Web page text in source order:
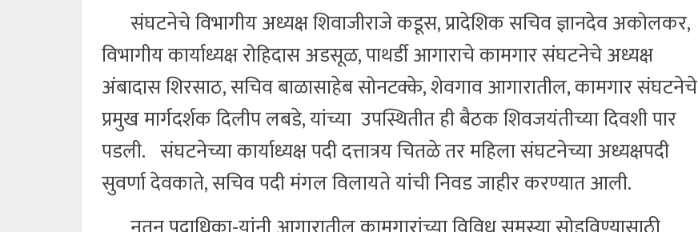
संघटनेचे विभागीय अध्यक्ष शिवाजीराजे कडूस, प्रादेशिक सचिव ज्ञानदेव अकोलकर,
विभागीय कार्याध्यक्ष रोहिदास अडसूळ, पाथर्डी आगाराचे कामगार संघटनेचे अध्यक्ष
अंबादास शिरसाठ, सचिव बाळासाहेब सोनटक्के, शेवगाव आगारातील, कामगार संघटनेचे
प्रमुख मार्गदर्शक दिलीप लबडे, यांच्या उपस्थितीत ही बैठक शिवजयंतीच्या दिवशी पार
पडली. संघटनेच्या कार्याध्यक्ष पदी दत्तात्रय चितळे तर महिला संघटनेच्या अध्यक्षपदी
सुवर्णा देवकाते, सचिव पदी मंगल विलायते यांची निवड जाहीर करण्यात आली.